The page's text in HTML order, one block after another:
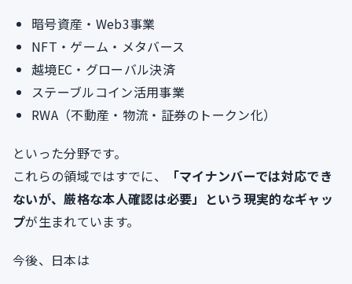
暗号資産・Web3事業
NFT・ゲーム・メタバース
越境EC・グローバル決済
ステーブルコイン活用事業
RWA（不動産・物流・証券のトークン化）
といった分野です。
これらの領域ではすでに、
「マイナンバーでは対応でき
ないが、厳格な本人確認は必要」という現実的なギャッ
プが生まれています。
今後、日本は